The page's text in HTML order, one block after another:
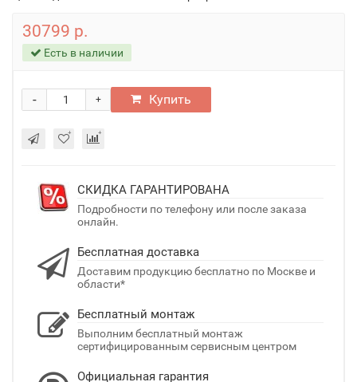
30799 р.
Есть в наличии
+
- Купить
СКИДКА ГАРАНТИРОВАНА
Подробности по телефону или после заказа
онлайн.
Бесплатная доставка
Доставим продукцию бесплатно по Москве и
области*
Бесплатный монтаж
Выполним бесплатный монтаж
сертифицированным сервисным центром
Официальная гарантия